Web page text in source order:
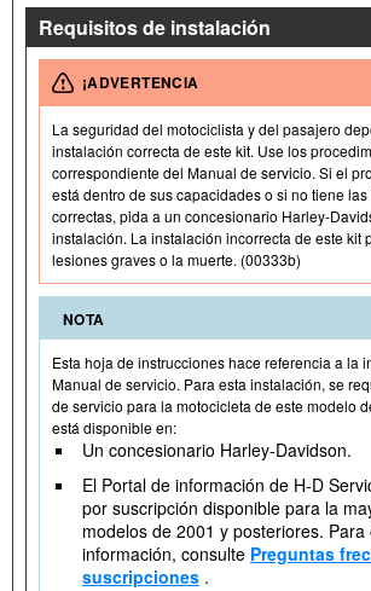
Requisitos de instalación
¡ADVERTENCIA
La seguridad del motociclista y del pasajero
instalación correcta de este kit. Use los
correspondiente del Manual de servicio. Si el
está dentro de sus capacidades o si no tiene
correctas, pida a un concesionario Harley-
instalación. La instalación incorrecta de este kit
lesiones graves o la muerte. (00333b)
NOTA
Esta hoja de instrucciones hace referencia a la
Manual de servicio. Para esta instalación, se
de servicio para la motocicleta de este modelo
está disponible en:
Un concesionario Harley-Davidson.
El Portal de información de H-D
por suscripción disponible para la
modelos de 2001 y posteriores.
información, consulte Preguntas
suscripciones .